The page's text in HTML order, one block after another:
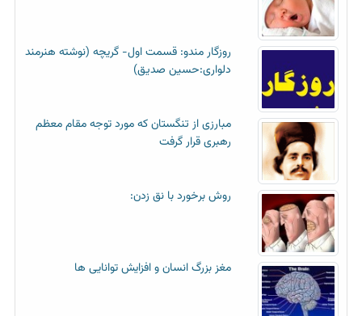
روزگار مندو: قسمت اول- گریچه (نوشته هنرمند
دلواری:حسین صدیق)
مبارزی از تنگستان که مورد توجه مقام معظم
رهبری قرار گرفت
روش برخورد با نق زدن:
مغز بزرگ انسان و افزایش توانایی ها